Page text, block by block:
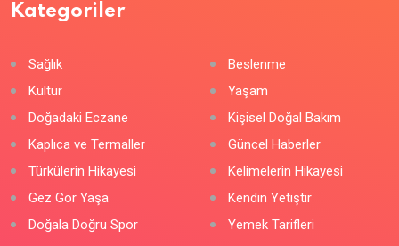
Kategoriler
Sağlık
Beslenme
Kültür
Yaşam
Doğadaki Eczane
Kişisel Doğal Bakım
Kaplıca ve Termaller
Güncel Haberler
Türkülerin Hikayesi
Kelimelerin Hikayesi
Gez Gör Yaşa
Kendin Yetiştir
Doğala Doğru Spor
Yemek Tarifleri